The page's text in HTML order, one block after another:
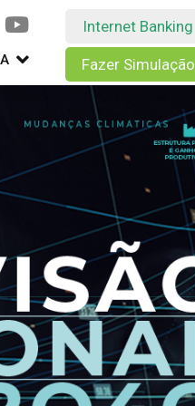
Internet Banking
Fazer Simulação